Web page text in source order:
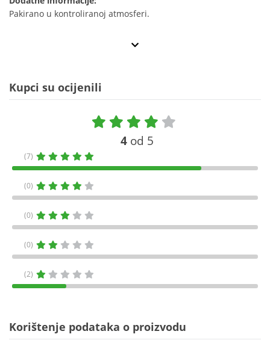
Pakirano u kontroliranoj atmosferi.
Kupci su ocijenili
4 od 5
(7)
(0)
(0)
(0)
(2)
Korištenje podataka o proizvodu